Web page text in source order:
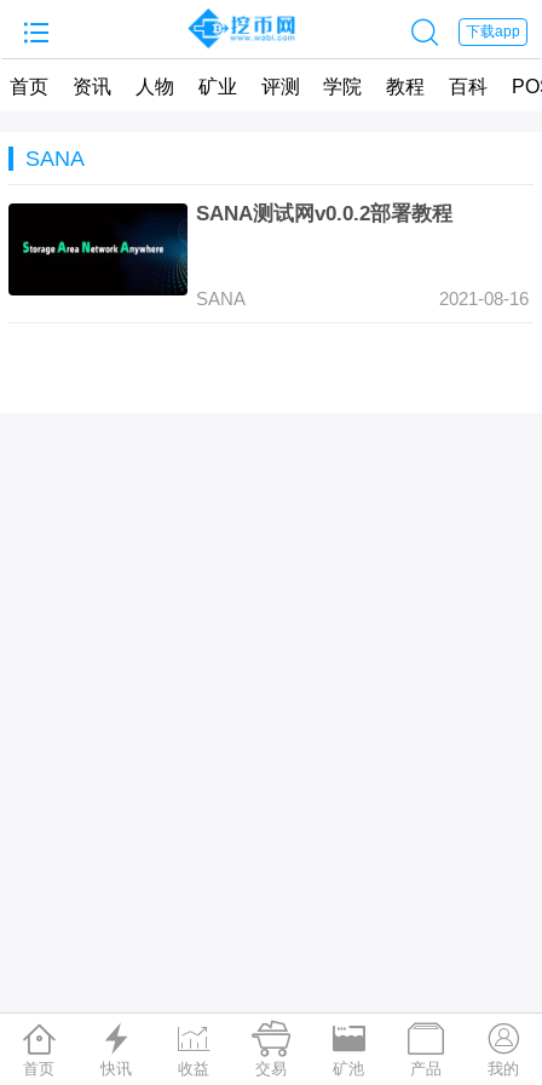
  下载app
首页 资讯 人物 矿业 评测 学院 教程 百科
SANA
SANA测试网v0.0.2部署教程
SANA 2021-08-16

首页

快讯

收益

交易

矿池

产品

我的